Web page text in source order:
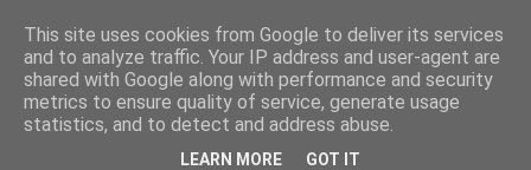
This site uses cookies from Google to deliver its services
and to analyze traffic. Your IP address and user-agent are
shared with Google along with performance and security
metrics to ensure quality of service, generate usage
statistics, and to detect and address abuse.
LEARN MORE GOT IT